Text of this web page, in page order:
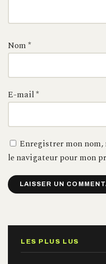
Nom*
E-mail*
Enregistrer mon
le navigateur pour mon
LES PLUS LUS